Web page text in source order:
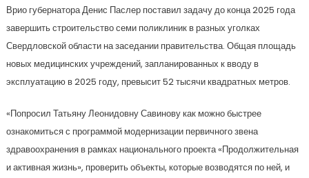
Врио губернатора Денис Паслер поставил задачу до конца 2025 года
завершить строительство семи поликлиник в разных уголках
Свердловской области на заседании правительства. Общая площадь
новых медицинских учреждений, запланированных к вводу в
эксплуатацию в 2025 году, превысит 52 тысячи квадратных метров.
«Попросил Татьяну Леонидовну Савинову как можно быстрее
ознакомиться с программой модернизации первичного звена
здравоохранения в рамках национального проекта «Продолжительная
и активная жизнь», проверить объекты, которые возводятся по ней, и